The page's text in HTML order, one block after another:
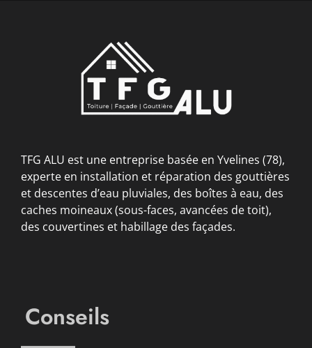
TFG ALU est une entreprise basée en Yvelines (78),
experte en installation et réparation des gouttières
et descentes d’eau pluviales, des boîtes à eau, des
caches moineaux (sous-faces, avancées de toit),
des couvertines et habillage des façades.
Conseils